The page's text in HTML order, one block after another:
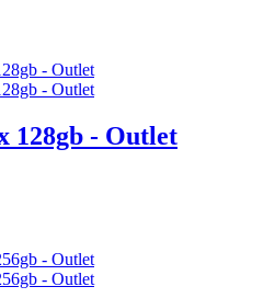
128gb - Outlet